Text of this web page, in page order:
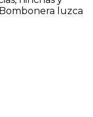
luzca